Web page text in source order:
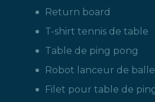
Return board
T-shirt tennis de table
Table de ping pong
Robot lanceur de
Filet pour table de